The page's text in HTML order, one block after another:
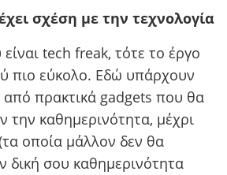
σχέση με την τεχνολογία
tech freak, τότε το έργο
πιο εύκολο. Εδώ υπάρχουν
από πρακτικά gadgets που θα
την καθημερινότητα, μέχρι
οποία μάλλον δεν θα
δική σου καθημερινότητα